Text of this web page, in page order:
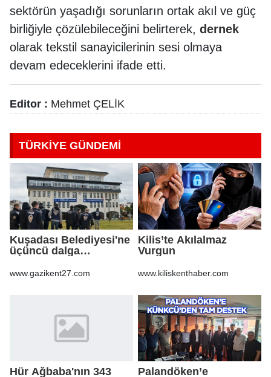
sektörün yaşadığı sorunların ortak akıl ve güç
birliğiyle çözülebileceğini belirterek, dernek
olarak tekstil sanayicilerinin sesi olmaya
devam edeceklerini ifade etti.
Editor : Mehmet ÇELİK
TÜRKİYE GÜNDEMİ
Kuşadası Belediyesi'ne
üçüncü dalga
www.gazikent27.com
Kilis’te Akılalmaz
Vurgun
www.kiliskenthaber.com
Hür Ağbaba'nın 343
Palandöken’e